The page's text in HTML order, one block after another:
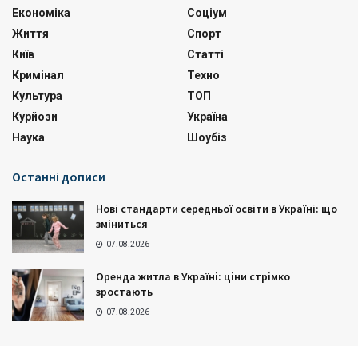
Економіка
Життя
Київ
Кримінал
Культура
Курйози
Наука
Соціум
Спорт
Статті
Техно
ТОП
Україна
Шоубіз
Останні дописи
Нові стандарти середньої освіти в Україні: що
зміниться
07.08.2026
Оренда житла в Україні: ціни стрімко
зростають
07.08.2026